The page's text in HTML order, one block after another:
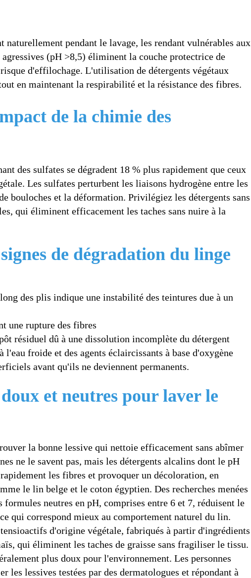
naturellement pendant le lavage, les rendant vulnérables aux
(pH >8,5) éliminent la couche protectrice de
d'effilochage. L'utilisation de détergents végétaux
en maintenant la respirabilité et la résistance des fibres.
de la chimie des
des sulfates se dégradent 18 % plus rapidement que ceux
Les sulfates perturbent les liaisons hydrogène entre les
bouloches et la déformation. Privilégiez les détergents sans
qui éliminent efficacement les taches sans nuire à la
de dégradation du linge
des plis indique une instabilité des teintures due à un
une rupture des fibres
résiduel dû à une dissolution incomplète du détergent
froide et des agents éclaircissants à base d'oxygène
avant qu'ils ne deviennent permanents.
et neutres pour laver le
la bonne lessive qui nettoie efficacement sans abîmer
ne le savent pas, mais les détergents alcalins dont le pH
les fibres et provoquer un décoloration, en
le lin belge et le coton égyptien. Des recherches menées
neutres en pH, comprises entre 6 et 7, réduisent le
qui correspond mieux au comportement naturel du lin.
d'origine végétale, fabriqués à partir d'ingrédients
qui éliminent les taches de graisse sans fragiliser le tissu.
plus doux pour l'environnement. Les personnes
les lessives testées par des dermatologues et répondant à